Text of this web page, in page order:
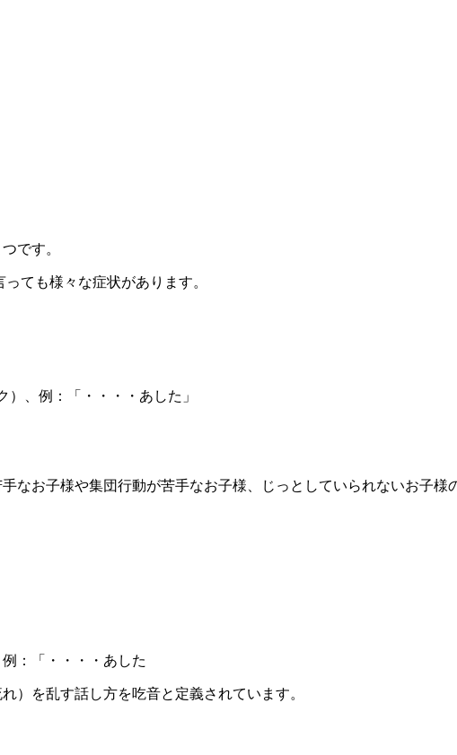
です。
ても様々な症状があります。
、例：「・・・・あした」
なお子様や集団行動が苦手なお子様、じっとしていられないお子様
：「・・・・あした
）を乱す話し方を吃音と定義されています。